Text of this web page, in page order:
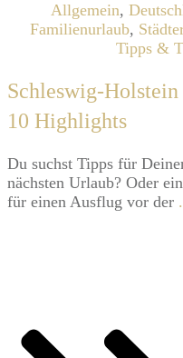
Allgemein,
Familienurlaub,
Tipps &
Schleswig-Holstein
10 Highlights
​Du suchst Tipps für
nächsten Urlaub? Oder
für einen Ausflug vor der